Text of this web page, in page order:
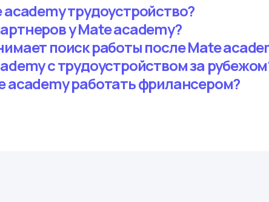
трудоустройство?
у Mate academy?
поиск работы после Mate
с трудоустройством за
academy работать фрилансером?